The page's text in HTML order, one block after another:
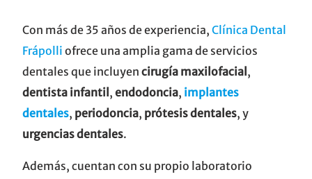
Con más de 35 años de experiencia, Clínica Dental
Frápolli ofrece una amplia gama de servicios
dentales que incluyen cirugía maxilofacial ,
dentista infantil , endodoncia, implantes
dentales, periodoncia, prótesis dentales, y
urgencias dentales.
Además, cuentan con su propio laboratorio